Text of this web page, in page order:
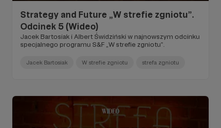
Strategy and Future „W strefie zgniotu”.
Odcinek 5 (Wideo)
Jacek Bartosiak i Albert Świdziński w najnowszym odcinku
specjalnego programu S&F „W strefie zgniotu”.
Jacek Bartosiak W strefie zgniotu strefa zgniotu